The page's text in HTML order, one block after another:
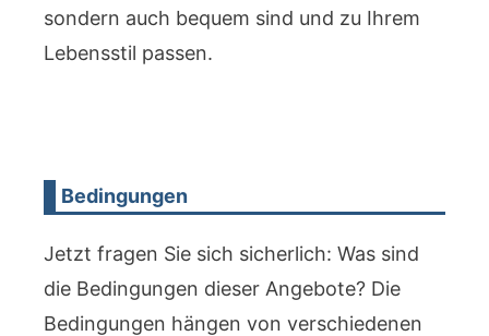
sondern auch bequem sind und zu Ihrem
Lebensstil passen.
Bedingungen
Jetzt fragen Sie sich sicherlich: Was sind
die Bedingungen dieser Angebote? Die
Bedingungen hängen von verschiedenen